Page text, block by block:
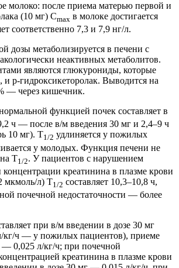
молоко: после приема матерью первой и
(10 мг) Cmax в молоке достигается
соответственно 7,3 и 7,9 нг/л.
дозы метаболизируется в печени с
неактивных метаболитов.
являются глюкурониды, которые
и р-гидроксикеторолак. Выводится на
— через кишечник.
функцией почек составляет в
ч — после в/м введения 30 мг и 2,4–9 ч
10 мг). T1/2 удлиняется у пожилых
у молодых. Функция печени не
T1/2. У пациентов с нарушением
креатинина в плазме крови
мкмоль/л) T1/2 составляет 10,3–10,8 ч,
почечной недостаточности — более
при в/м введении в дозе 30 мг
кг/ч — у пожилых пациентов), приеме
— 0,025 л/кг/ч; при почечной
креатинина в плазме крови